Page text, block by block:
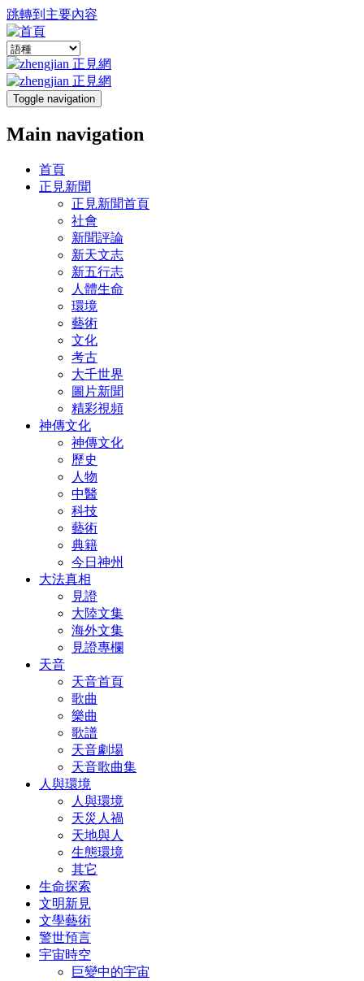
跳轉到主要內容
Toggle navigation
Main navigation
首頁
正見新聞
正見新聞首頁
社會
新聞評論
新天文志
新五行志
人體生命
環境
藝術
文化
考古
大千世界
圖片新聞
精彩視頻
神傳文化
神傳文化
歷史
人物
中醫
科技
藝術
典籍
今日神州
大法真相
見證
大陸文集
海外文集
見證專欄
天音
天音首頁
歌曲
樂曲
歌譜
天音劇場
天音歌曲集
人與環境
人與環境
天災人禍
天地與人
生態環境
其它
生命探索
文明新見
文學藝術
警世預言
宇宙時空
巨變中的宇宙